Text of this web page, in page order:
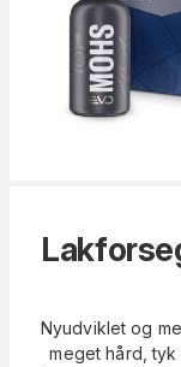
Nyudviklet og
meget hård,